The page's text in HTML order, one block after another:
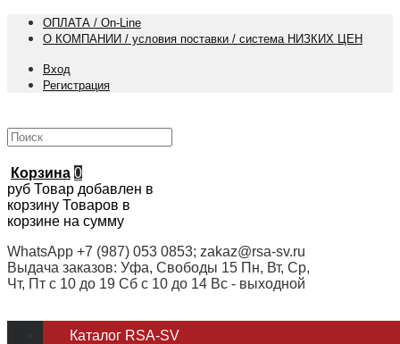
ОПЛАТА / On-Line
О КОМПАНИИ / условия поставки / система НИЗКИХ ЦЕН
Вход
Регистрация
Корзина 0
руб Товар добавлен в
корзину Товаров в
корзине на сумму
WhatsApp +7 (987) 053 0853; zakaz@rsa-sv.ru
Выдача заказов: Уфа, Свободы 15 Пн, Вт, Ср,
Чт, Пт с 10 до 19 Сб с 10 до 14 Вс - выходной
Каталог RSA-SV